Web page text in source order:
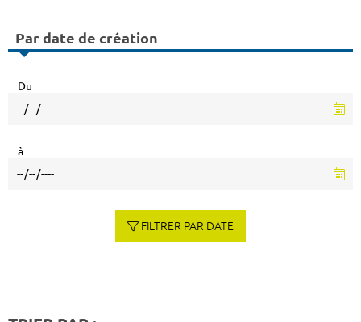
Par date de création
Du
à
FILTRER PAR DATE